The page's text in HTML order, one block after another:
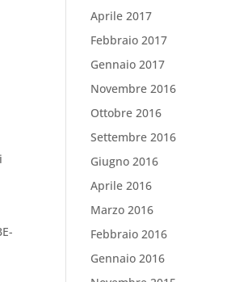
Aprile 2017
Febbraio 2017
Gennaio 2017
Novembre 2016
Ottobre 2016
Settembre 2016
Giugno 2016
Aprile 2016
Marzo 2016
Febbraio 2016
Gennaio 2016